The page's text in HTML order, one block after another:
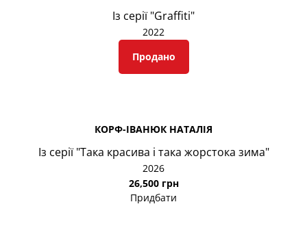
Із серії "Graffiti"
2022
Продано
КОРФ-ІВАНЮК НАТАЛІЯ
Із серії "Така красива і така жорстока зима"
2026
26,500 грн
Придбати